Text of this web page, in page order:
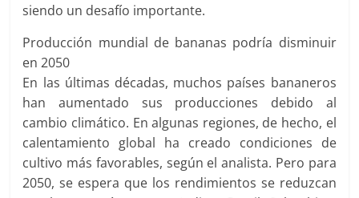
siendo un desafío importante.
Producción mundial de bananas podría disminuir
en 2050
En las últimas décadas, muchos países bananeros
han aumentado sus producciones debido al
cambio climático. En algunas regiones, de hecho, el
calentamiento global ha creado condiciones de
cultivo más favorables, según el analista. Pero para
2050, se espera que los rendimientos se reduzcan